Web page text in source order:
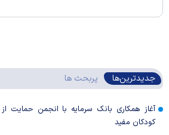
جدیدترین‌ها پربحث ها
آغاز همکاری بانک سرمایه با انجمن حمایت از
کودکان مفید